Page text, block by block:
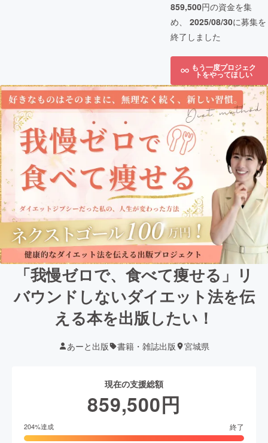
859,500円の資金を集
め、 2025/08/30に募集を
終了しました
もう一度プロジェク
トをやってほしい
「我慢ゼロで、食べて痩せる」リ
バウンドしないダイエット法を伝
える本を出版したい！
あーと出版 書籍・雑誌出版 宮城県
現在の支援総額
859,500円
204%達成 終了